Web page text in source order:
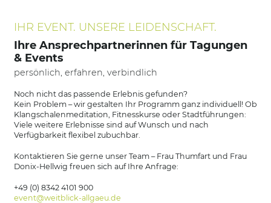
IHR EVENT. UNSERE LEIDENSCHAFT.
Ihre Ansprechpartnerinnen für Tagungen
& Events
persönlich, erfahren, verbindlich
Noch nicht das passende Erlebnis gefunden?
Kein Problem – wir gestalten Ihr Programm ganz individuell! Ob
Klangschalenmeditation, Fitnesskurse oder Stadtführungen:
Viele weitere Erlebnisse sind auf Wunsch und nach
Verfügbarkeit flexibel zubuchbar.
Kontaktieren Sie gerne unser Team – Frau Thumfart und Frau
Donix-Hellwig freuen sich auf Ihre Anfrage:
+49 (0) 8342 4101 900
event@weitblick-allgaeu. de